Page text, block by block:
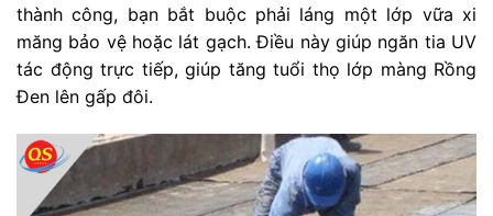
thành công, bạn bắt buộc phải láng một lớp vữa xi
măng bảo vệ hoặc lát gạch. Điều này giúp ngăn tia UV
tác động trực tiếp, giúp tăng tuổi thọ lớp màng Rồng
Đen lên gấp đôi.